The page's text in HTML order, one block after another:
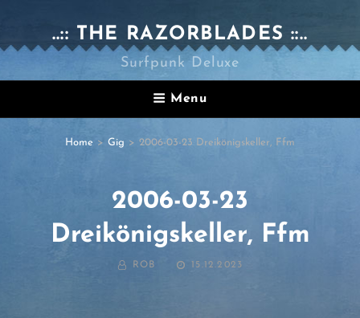
..:: THE RAZORBLADES ::..
Surfpunk Deluxe
Menu
Home > Gig > 2006-03-23 Dreikönigskeller, Ffm
2006-03-23
Dreikönigskeller, Ffm
BY ROB
POSTED
15.12.2023